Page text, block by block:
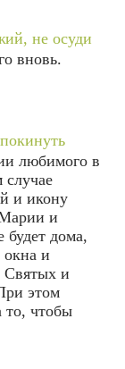
не осуди
вновь.
любимого в
случае
и икону
и
будет дома,
окна и
Святых и
этом
то, чтобы